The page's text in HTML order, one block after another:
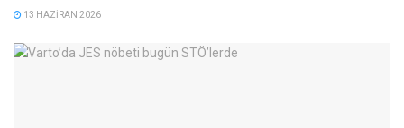
13 HAZIRAN 2026